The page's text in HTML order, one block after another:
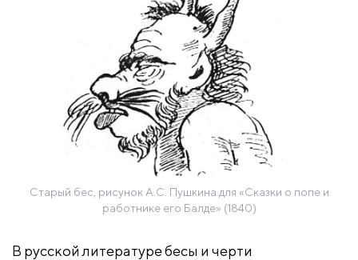
Старый бес, рисунок А.С. Пушкина для «Сказки о попе и
работнике его Балде» (1840)
В русской литературе бесы и черти